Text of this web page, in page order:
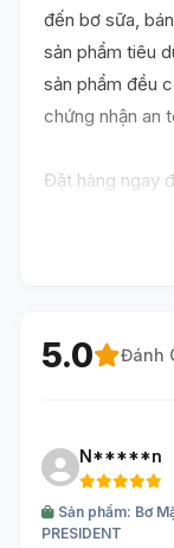
đến bơ sữa,
sản phẩm tiêu
sản phẩm đều
chứng nhận an
Đặt hàng ngay
5.0 Đánh
N*****n
Sản phẩm: Bơ
PRESIDENT